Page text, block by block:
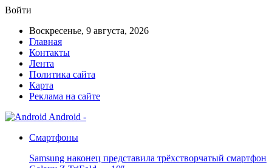
Войти
Воскресенье, 9 августа, 2026
Главная
Контакты
Лента
Политика сайта
Карта
Реклама на сайте
Android -
Смартфоны
Samsung наконец представила трёхстворчатый смартфон